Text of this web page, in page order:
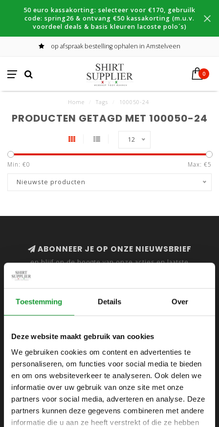
Toestemming Details Over
Deze website maakt gebruik van cookies
We gebruiken cookies om content en advertenties te
personaliseren, om functies voor social media te bieden
en om ons websiteverkeer te analyseren. Ook delen we
informatie over uw gebruik van onze site met onze
partners voor social media, adverteren en analyse. Deze
partners kunnen deze gegevens combineren met andere
informatie die u aan ze heeft verstrekt of die ze hebben
50 euro kassakorting: selecteer voor €170, gebruilk
code: spring26 & ontvang €50 kassakorting (m.u.v.
voordeel deals & basis kleuren lacoste polo´s)
op afspraak bestelling ophalen in Amstelveen
0
Home Tags 100050-24
PRODUCTEN GETAGD MET 100050-24
12
Min: €0 Max: €5
Nieuwste producten
ABONNEER JE OP ONZE NIEUWSBRIEF
en blijf op de hoogte van onze acties en laatste
SHIRTSUPPLIER.NL
Webshop voor mannen
Zijlijnstraat 24
1433 DC
+31 6 42 52 32 80